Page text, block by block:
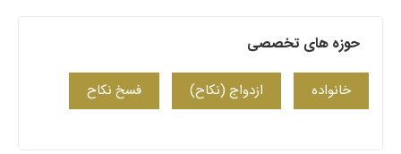
حوزه های تخصصی
خانواده ازدواج (نکاح) فسخ نکاح